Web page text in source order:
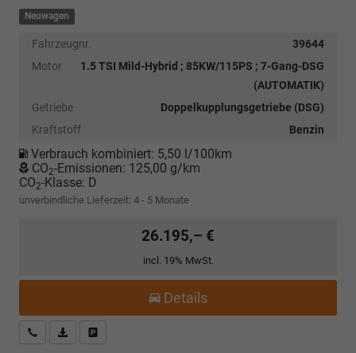
Neuwagen
Fahrzeugnr.
39644
Motor
1.5 TSI Mild-Hybrid ; 85KW/115PS ; 7-Gang-DSG
(AUTOMATIK)
Getriebe
Doppelkupplungsgetriebe (DSG)
Kraftstoff
Benzin
Verbrauch kombiniert: 5,50 l/100km
CO2-Emissionen: 125,00 g/km
CO2-Klasse: D
unverbindliche Lieferzeit: 4 - 5 Monate
26.195,– €
incl. 19% MwSt.
Details
Kostenloser Rückruf-Service
PDF-Datei, Fahrzeugexposé drucken